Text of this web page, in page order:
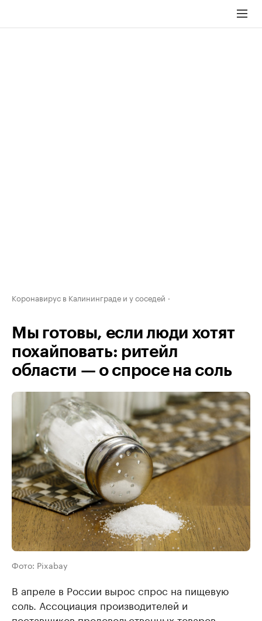
Коронавирус в Калининграде и у соседей
Мы готовы, если люди хотят
похайповать: ритейл
области — о спросе на соль
Фото: Pixabay
В апреле в России вырос спрос на пищевую
соль. Ассоциация производителей и